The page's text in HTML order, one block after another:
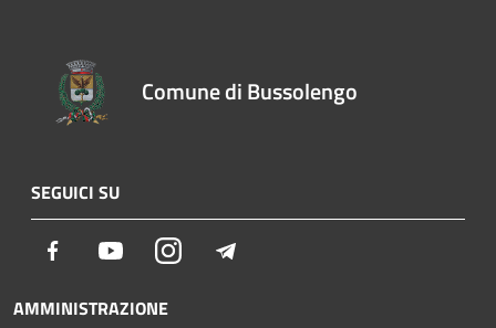
Comune di Bussolengo
SEGUICI SU
Facebook YoutubeInstagram
AMMINISTRAZIONE